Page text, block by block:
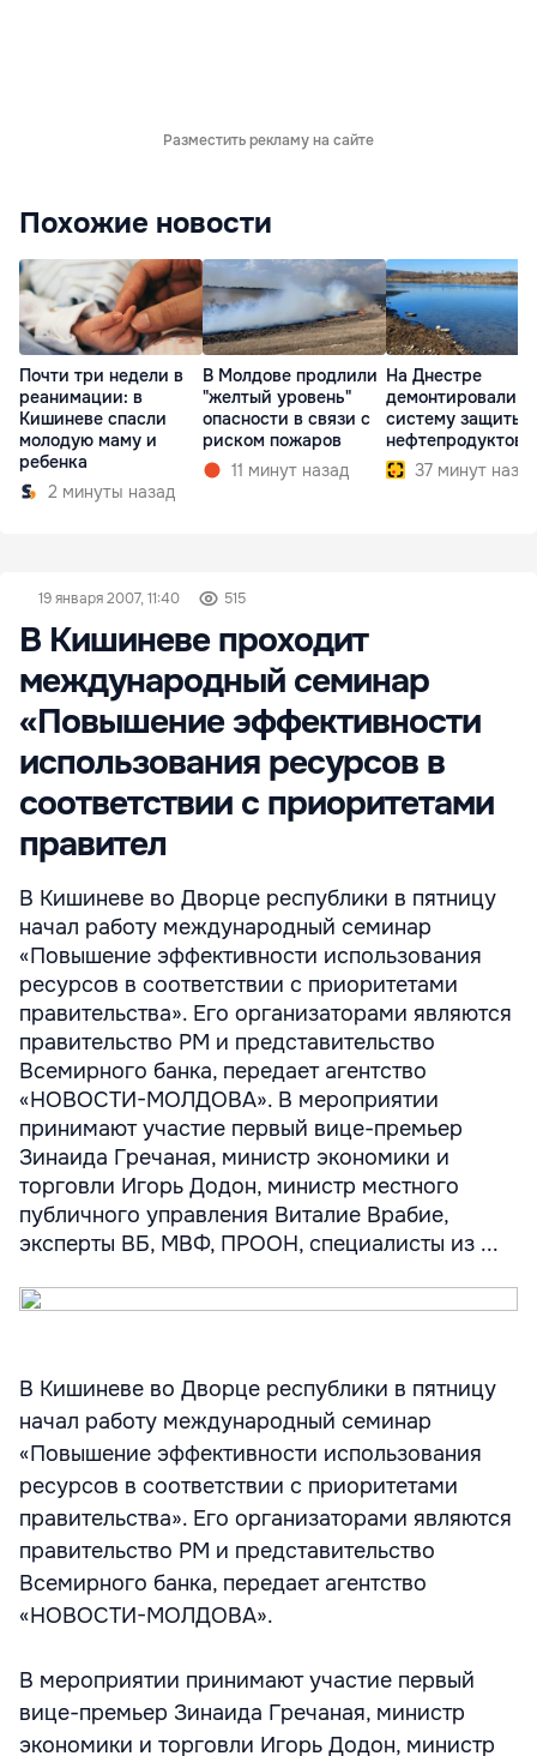
Разместить рекламу на сайте
Похожие новости
Почти три недели в
реанимации: в
Кишиневе спасли
молодую маму и
ребенка
2 минуты назад
В Молдове продлили
"желтый уровень"
опасности в связи с
риском пожаров
11 минут назад
На Днестре
демонтировали
систему защиты
нефтепродуктов
37 минут назад
19 января 2007, 11:40 515
В Кишиневе проходит
международный семинар
«Повышение эффективности
использования ресурсов в
соответствии с приоритетами
правител
В Кишиневе во Дворце республики в пятницу
начал работу международный семинар
«Повышение эффективности использования
ресурсов в соответствии с приоритетами
правительства». Его организаторами являются
правительство РМ и представительство
Всемирного банка, передает агентство
«НОВОСТИ-МОЛДОВА». В мероприятии
принимают участие первый вице-премьер
Зинаида Гречаная, министр экономики и
торговли Игорь Додон, министр местного
публичного управления Виталие Врабие,
эксперты ВБ, МВФ, ПРООН, специалисты из ...
В Кишиневе во Дворце республики в пятницу
начал работу международный семинар
«Повышение эффективности использования
ресурсов в соответствии с приоритетами
правительства». Его организаторами являются
правительство РМ и представительство
Всемирного банка, передает агентство
«НОВОСТИ-МОЛДОВА».
В мероприятии принимают участие первый
вице-премьер Зинаида Гречаная, министр
экономики и торговли Игорь Додон, министр